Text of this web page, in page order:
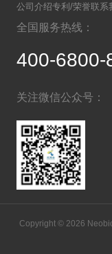
公司介绍专利/荣誉联系
全国服务热线：
400-6800-
关注微信公众号：
Copyright © 2026